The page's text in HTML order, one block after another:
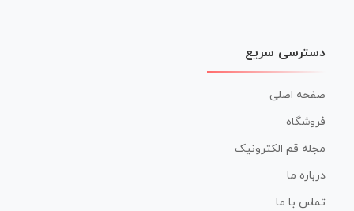
دسترسی سریع
صفحه اصلی
فروشگاه
مجله قم الکترونیک
درباره ما
تماس با ما